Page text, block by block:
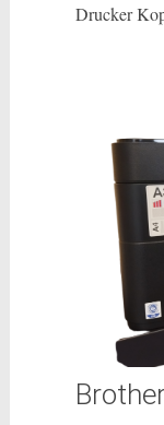
Drucker